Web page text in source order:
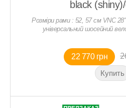
black
Розміри рами : 52, 57 см VNC
універсальний шосейний
22 770 грн